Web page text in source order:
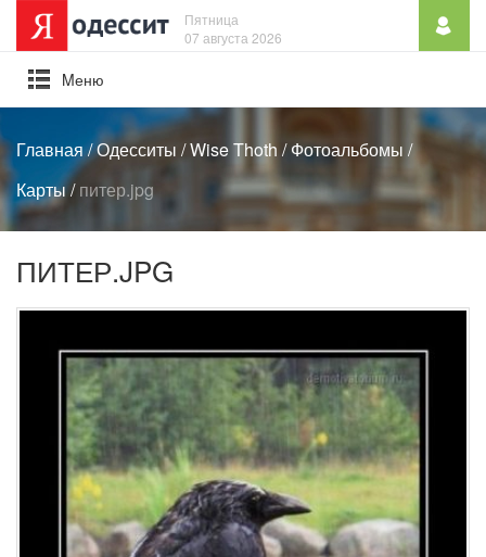
Пятница
07 августа 2026
Mеню
Главная/Одесситы /Wise Thoth /Фотоальбомы /
Карты/питер.jpg
ПИТЕР.JPG